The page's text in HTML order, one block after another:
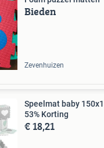
Bieden
Zevenhuizen
Speelmat baby
53% Korting
€ 18,21